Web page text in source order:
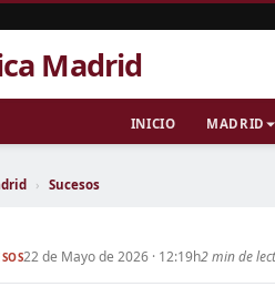
Madrid
INICIO MADRID
› Sucesos
22 de Mayo de 2026 · 12:19h2 min de